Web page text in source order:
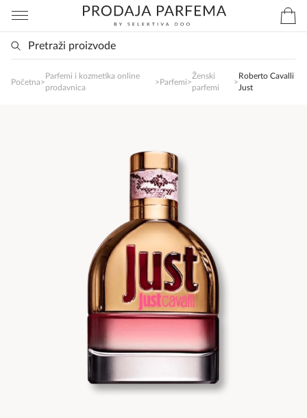
Početna>
Parfemi i kozmetika online
prodavnica
>Parfemi>
Ženski
parfemi
>
Roberto Cavalli
Just
SlađanAi Asistent
poručite svoj omiljeni parfem danas ali i za